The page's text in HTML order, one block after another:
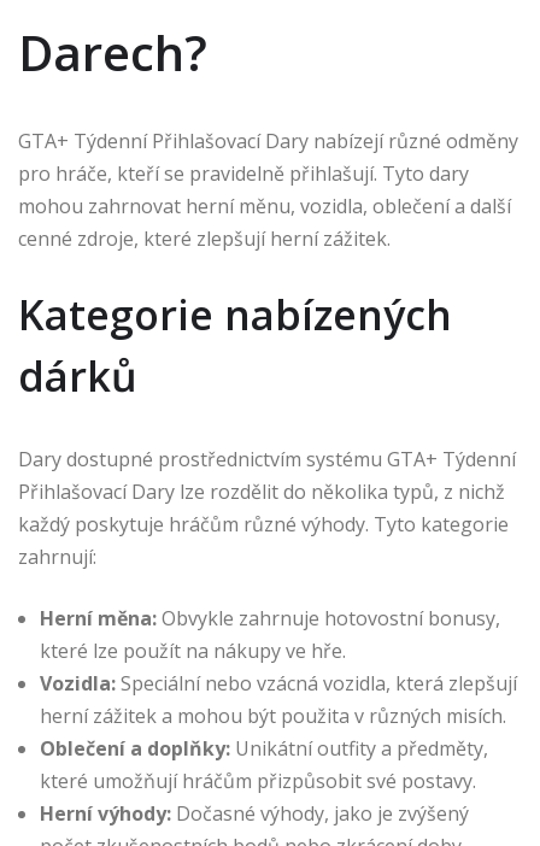
Darech?
GTA+ Týdenní Přihlašovací Dary nabízejí různé odměny
pro hráče, kteří se pravidelně přihlašují. Tyto dary
mohou zahrnovat herní měnu, vozidla, oblečení a další
cenné zdroje, které zlepšují herní zážitek.
Kategorie nabízených
dárků
Dary dostupné prostřednictvím systému GTA+ Týdenní
Přihlašovací Dary lze rozdělit do několika typů, z nichž
každý poskytuje hráčům různé výhody. Tyto kategorie
zahrnují:
Herní měna:Obvykle zahrnuje hotovostní bonusy,
které lze použít na nákupy ve hře.
Vozidla:Speciální nebo vzácná vozidla, která zlepšují
herní zážitek a mohou být použita v různých misích.
Oblečení a doplňky: Unikátní outfity a předměty,
které umožňují hráčům přizpůsobit své postavy.
Herní výhody: Dočasné výhody, jako je zvýšený